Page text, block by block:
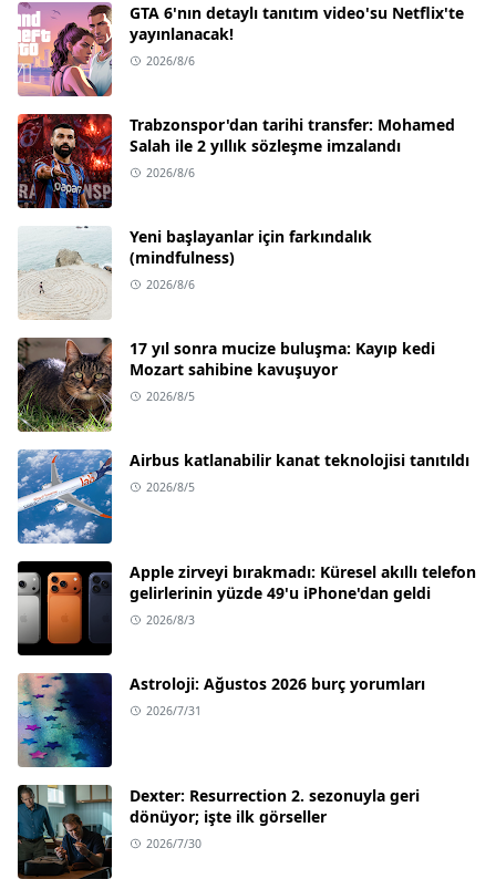
GTA 6'nın detaylı tanıtım video'su Netflix'te
yayınlanacak!
2026/8/6
Trabzonspor'dan tarihi transfer: Mohamed
Salah ile 2 yıllık sözleşme imzalandı
2026/8/6
Yeni başlayanlar için farkındalık
(mindfulness)
2026/8/6
17 yıl sonra mucize buluşma: Kayıp kedi
Mozart sahibine kavuşuyor
2026/8/5
Airbus katlanabilir kanat teknolojisi tanıtıldı
2026/8/5
Apple zirveyi bırakmadı: Küresel akıllı telefon
gelirlerinin yüzde 49'u iPhone'dan geldi
2026/8/3
Astroloji: Ağustos 2026 burç yorumları
2026/7/31
Dexter: Resurrection 2. sezonuyla geri
dönüyor; işte ilk görseller
2026/7/30